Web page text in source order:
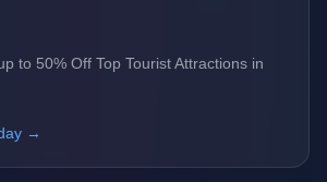
to 50% Off Top Tourist Attractions in
→